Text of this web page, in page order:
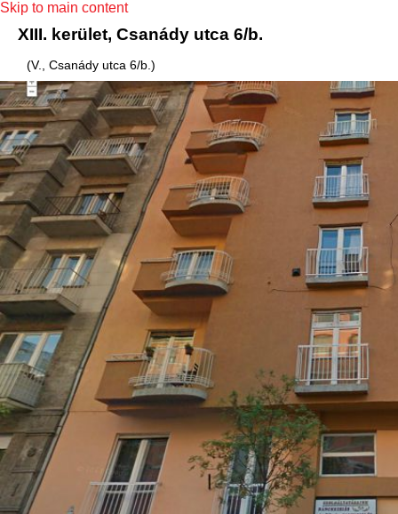
Skip to main content
XIII. kerület, Csanády utca 6/b.
(V., Csanády utca 6/b.)